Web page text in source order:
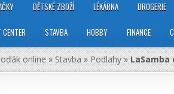
DĚTSKÉ ZBOŽÍ LÉKÁRNA DROGERIE
CENTER STAVBA HOBBY FINANCE
online»Stavba»Podlahy»LaSamba